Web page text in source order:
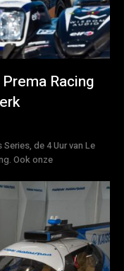
Racing
4 Uur van Le
Ook onze